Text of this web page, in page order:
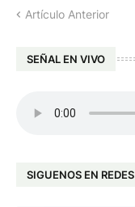
Artículo Anterior
SEÑAL EN VIVO
SIGUENOS EN REDES